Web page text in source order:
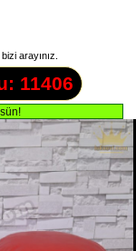
arayınız.
11406